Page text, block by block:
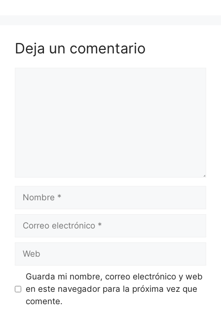
Deja un comentario
Nombre
Correo
Web
Guarda mi nombre, correo electrónico y web
en este navegador para la próxima vez que
comente.